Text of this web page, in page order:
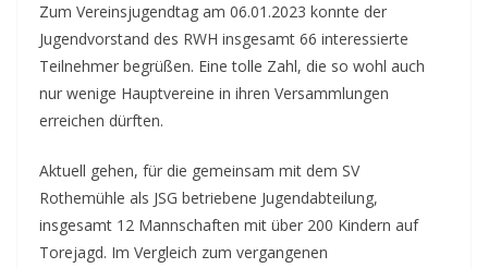
Zum Vereinsjugendtag am 06.01.2023 konnte der
Jugendvorstand des RWH insgesamt 66 interessierte
Teilnehmer begrüßen. Eine tolle Zahl, die so wohl auch
nur wenige Hauptvereine in ihren Versammlungen
erreichen dürften.
Aktuell gehen, für die gemeinsam mit dem SV
Rothemühle als JSG betriebene Jugendabteilung,
insgesamt 12 Mannschaften mit über 200 Kindern auf
Torejagd. Im Vergleich zum vergangenen